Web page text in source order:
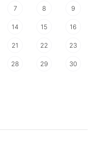
7 8 9
14 15 16
21 22 23
28 29 30